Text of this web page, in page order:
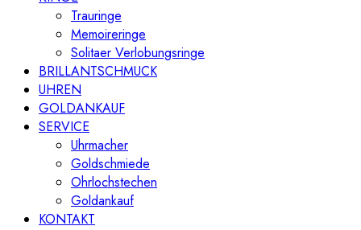
Trauringe
Memoireringe
Solitaer Verlobungsringe
BRILLANTSCHMUCK
UHREN
GOLDANKAUF
SERVICE
Uhrmacher
Goldschmiede
Ohrlochstechen
Goldankauf
KONTAKT